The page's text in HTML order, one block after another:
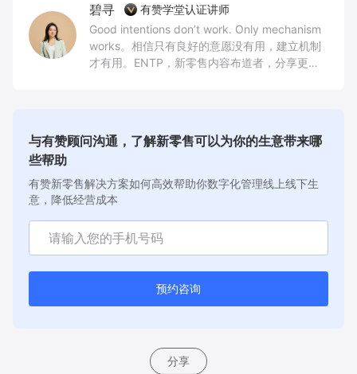
碧寻
有赞学堂认证讲师
Good intentions don’t work. Only mechanism
works。相信只有良好的意愿没有用，建立机制
才有用。ENTP，新零售内容布道者，分享更多
与有赞顾问沟通，了解新零售可以为你的生意带来哪
些帮助
有赞新零售解决方案如何高效帮助你数字化管理线上线下生
意，降低经营成本
预约咨询
分享